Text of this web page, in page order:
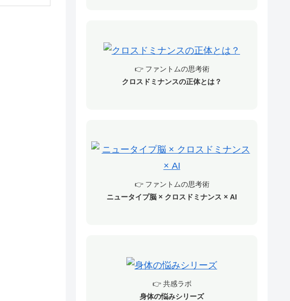
👉 ファントムの思考術
クロスドミナンスの正体とは？
👉 ファントムの思考術
ニュータイプ脳 × クロスドミナンス × AI
👉 共感ラボ
身体の悩みシリーズ